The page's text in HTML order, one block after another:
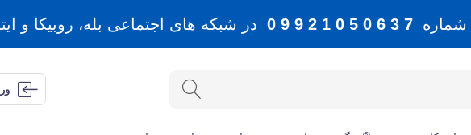
7 3 6 0 5 0 1 2 9 9 0 در شبکه های اجتماعی بله، روبیکا و